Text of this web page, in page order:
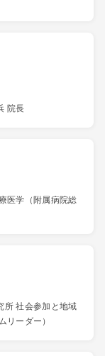
院長
医学（附属病院総
所 社会参加と地域
リーダー）